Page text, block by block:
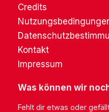
Credits
Kontakt
Impressum
Was können wir
Fehlt dir etwas oder